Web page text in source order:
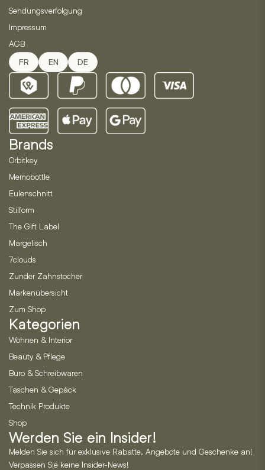
Sendungsverfolgung
Impressum
AGB
FR EN DE
Brands
Orbitkey
Memobottle
Eulenschnitt
Stilform
The Gift Label
Margelisch
7clouds
Zunder Zahnstocher
Markenübersicht
Zum Shop
Kategorien
Wohnen & Interior
Beauty & Pflege
Büro & Schreibwaren
Taschen & Gepäck
Technik Produkte
Shop
Werden Sie ein Insider!
Melden Sie sich für exklusive Rabatte, Angebote und Geschenke an!
Verpassen Sie keine Insider-News!